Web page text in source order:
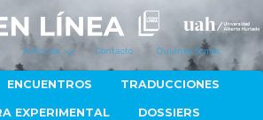
Artículos Contacto Quiénes Somos
ENCUENTROS TRADUCCIONES
EXPERIMENTAL DOSSIERS